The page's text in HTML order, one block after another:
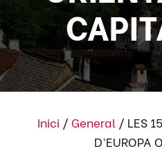
Inici / General / LES
D’EUROPA